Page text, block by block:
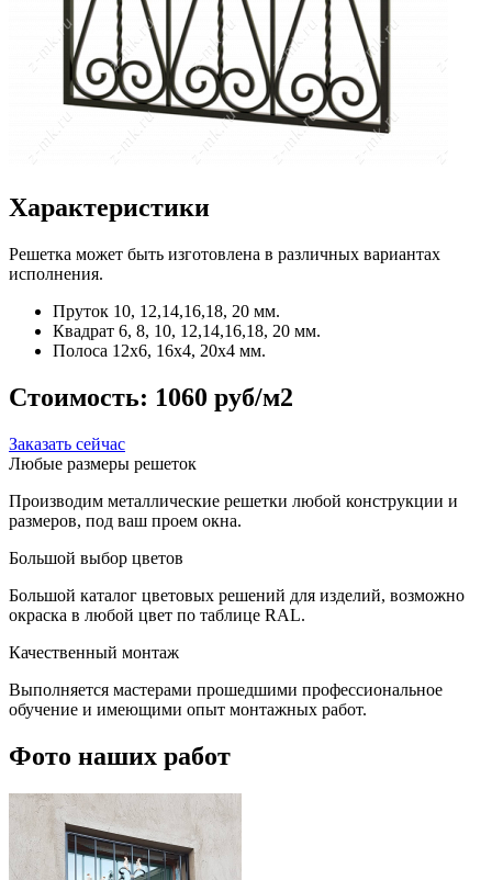
Характеристики
Решетка может быть изготовлена в различных вариантах
исполнения.
Пруток 10, 12,14,16,18, 20 мм.
Квадрат 6, 8, 10, 12,14,16,18, 20 мм.
Полоса 12x6, 16x4, 20x4 мм.
Стоимость: 1060 руб/м2
Заказать сейчас
Любые размеры решеток
Производим металлические решетки любой конструкции и
размеров, под ваш проем окна.
Большой выбор цветов
Большой каталог цветовых решений для изделий, возможно
окраска в любой цвет по таблице RAL.
Качественный монтаж
Выполняется мастерами прошедшими профессиональное
обучение и имеющими опыт монтажных работ.
Фото наших работ